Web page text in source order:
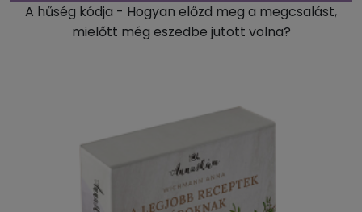
A hűség kódja - Hogyan előzd meg a megcsalást,
mielőtt még eszedbe jutott volna?